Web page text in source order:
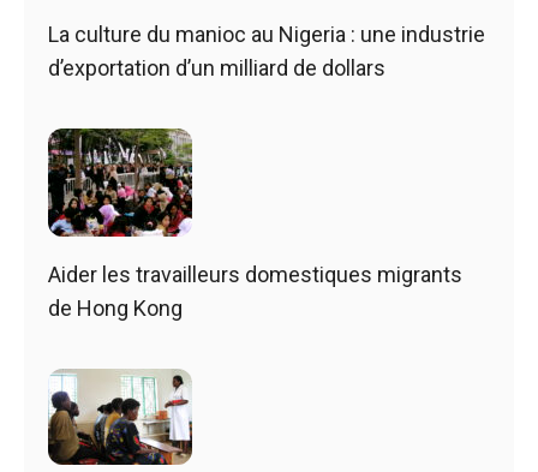
La culture du manioc au Nigeria : une industrie
d’exportation d’un milliard de dollars
Aider les travailleurs domestiques migrants
de Hong Kong